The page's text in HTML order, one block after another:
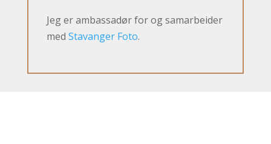
Jeg er ambassadør for og samarbeider
med Stavanger Foto.